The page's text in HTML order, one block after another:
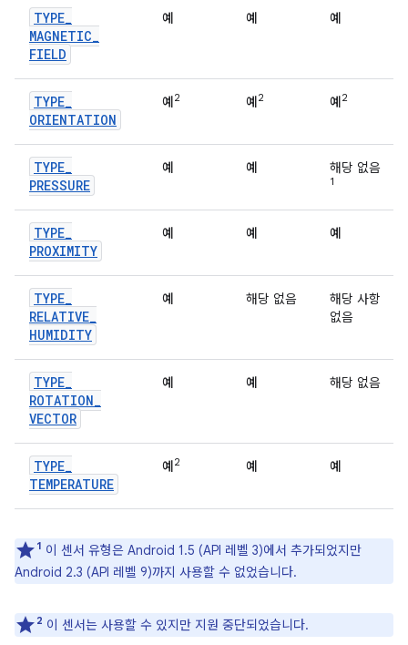
TYPE_
MAGNETIC_
FIELD
예 예 예
TYPE_
ORIENTATION
예 2 예 2 예 2
TYPE_
PRESSURE
예 예 해당 없음
1
TYPE_
PROXIMITY
예 예 예
TYPE_
RELATIVE_
HUMIDITY
예 해당 없음
해당 사항
없음
TYPE_
ROTATION_
VECTOR
예 예 해당 없음
TYPE_
TEMPERATURE
예 2 예 예
1 이 센서 유형은 Android 1.5 (API 레벨 3)에서 추가되었지만
Android 2.3 (API 레벨 9)까지 사용할 수 없었습니다.
2 이 센서는 사용할 수 있지만 지원 중단되었습니다.